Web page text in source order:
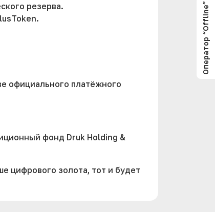
резерва.
официального платёжного
фонд Druk Holding &
цифрового золота, тот и будет
Оператор “Offline”